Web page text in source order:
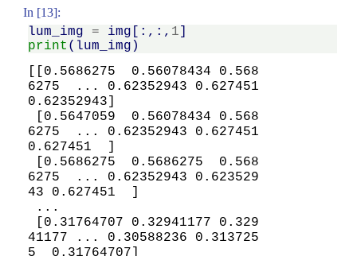
In [13]:
lum_img = img [:,:, 1
print ( lum_img )
[[0.5686275  0.56078434 0.568
6275  ... 0.62352943 0.627451
0.62352943]
6275  ... 0.62352943 0.627451
0.627451  ]
6275  ... 0.62352943 0.623529
43 0.627451  ]
41177 ... 0.30588236 0.313725
5  0.31764707]